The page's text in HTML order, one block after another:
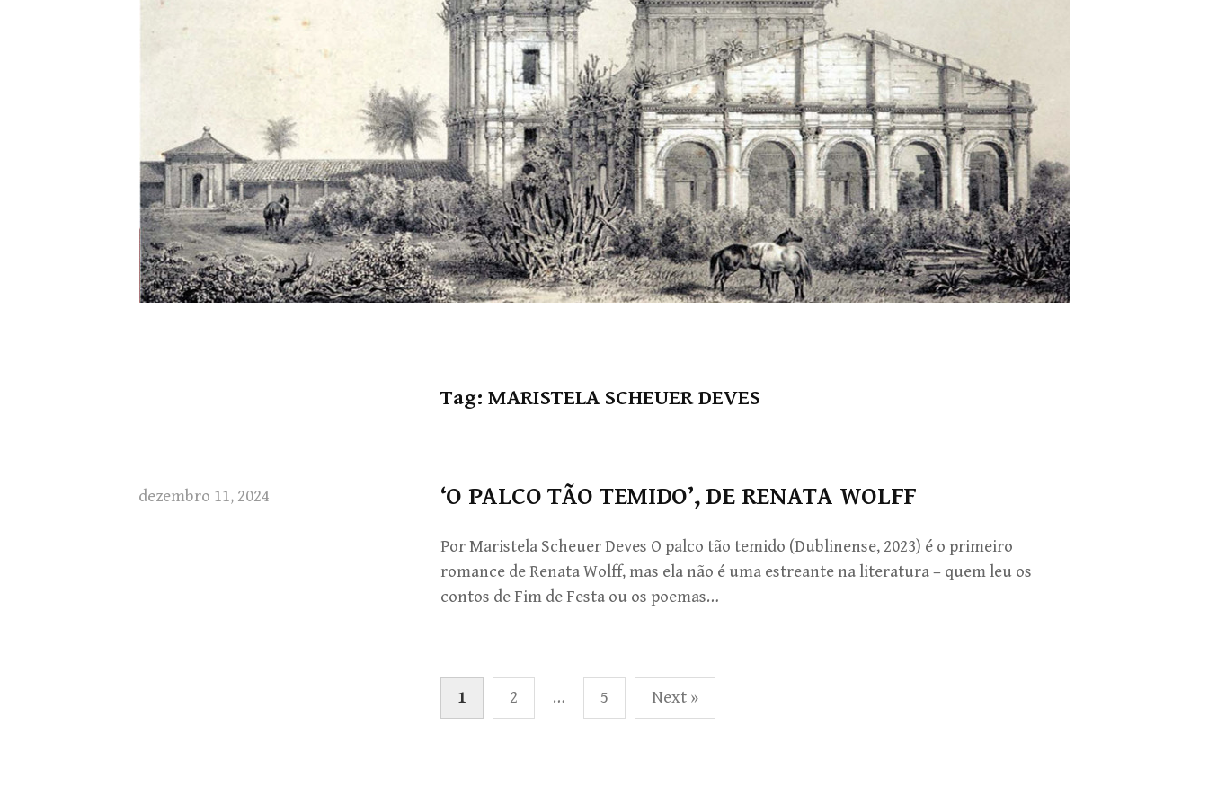
Tag: MARISTELA SCHEUER DEVES
dezembro 11, 2024 ‘O PALCO TÃO TEMIDO’, DE RENATA WOLFF
Por Maristela Scheuer Deves O palco tão temido (Dublinense, 2023) é o primeiro
romance de Renata Wolff, mas ela não é uma estreante na literatura – quem leu os
contos de Fim de Festa ou os poemas…
Paginação
de
1 2 … 5 Next »